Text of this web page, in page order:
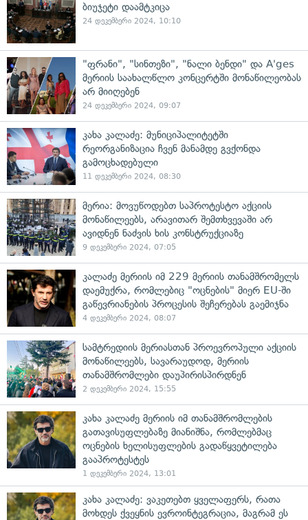
ბიუჯეტი დაამტკიცა
24 დეკემბერი 2024, 10:10
"ფრანი", "სინთეზი", "ნალი ბენდი" და A'ges
მერიის საახალწლო კონცერტში მონაწილეობას
არ მიიღებენ
24 დეკემბერი 2024, 09:07
კახა კალაძე: მუნიციპალიტეტში
რეორგანიზაცია ჩვენ მანამდე გვქონდა
გამოცხადებული
11 დეკემბერი 2024, 08:30
მერია: მოვუწოდებთ საპროტესტო აქციის
მონაწილეებს, არავითარ შემთხვევაში არ
ავიდნენ ნაძვის ხის კონსტრუქციაზე
9 დეკემბერი 2024, 07:05
კალაძე მერიის იმ 229 მერიის თანამშრომელს
დაემუქრა, რომლებიც "ოცნების" მიერ EU-ში
გაწევრიანების პროცესის შეჩერებას გაემიჯნა
4 დეკემბერი 2024, 08:07
სამტრედიის მერიასთან პროევროპული აქციის
მონაწილეებს, სავარაუდოდ, მერიის
თანამშრომლები დაუპირისპირდნენ
2 დეკემბერი 2024, 15:55
კახა კალაძე მერიის იმ თანამშრომლების
გათავისუფლებაზე მიანიშნა, რომლებმაც
ოცნების ხელისუფლების გადაწყვეტილება
გააპროტესტეს
1 დეკემბერი 2024, 13:01
კახა კალაძე: ვაკეთებთ ყველაფერს, რათა
მოხდეს ქვეყნის ევროინტეგრაცია, მაგრამ ეს